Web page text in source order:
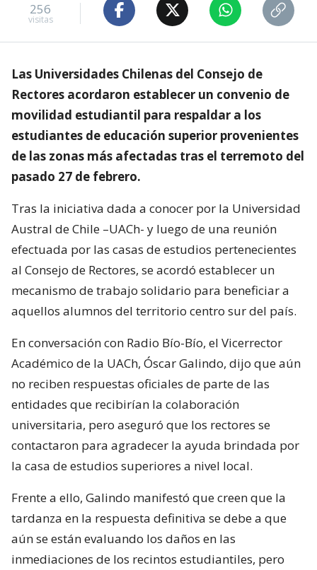
256
visitas
Las Universidades Chilenas del Consejo de
Rectores acordaron establecer un convenio de
movilidad estudiantil para respaldar a los
estudiantes de educación superior provenientes
de las zonas más afectadas tras el terremoto del
pasado 27 de febrero.
Tras la iniciativa dada a conocer por la Universidad
Austral de Chile –UACh- y luego de una reunión
efectuada por las casas de estudios pertenecientes
al Consejo de Rectores, se acordó establecer un
mecanismo de trabajo solidario para beneficiar a
aquellos alumnos del territorio centro sur del país.
En conversación con Radio Bío-Bío, el Vicerrector
Académico de la UACh, Óscar Galindo, dijo que aún
no reciben respuestas oficiales de parte de las
entidades que recibirían la colaboración
universitaria, pero aseguró que los rectores se
contactaron para agradecer la ayuda brindada por
la casa de estudios superiores a nivel local.
Frente a ello, Galindo manifestó que creen que la
tardanza en la respuesta definitiva se debe a que
aún se están evaluando los daños en las
inmediaciones de los recintos estudiantiles, pero